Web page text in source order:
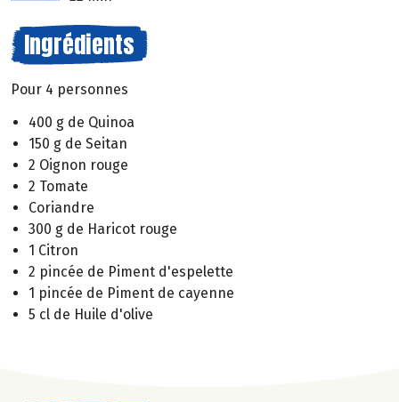
Ingrédients
Pour 4 personnes
400 g de Quinoa
150 g de Seitan
2 Oignon rouge
2 Tomate
Coriandre
300 g de Haricot rouge
1 Citron
2 pincée de Piment d'espelette
1 pincée de Piment de cayenne
5 cl de Huile d'olive